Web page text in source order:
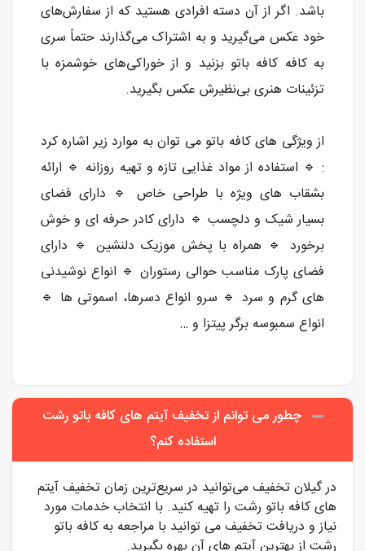
باشد. اگر از آن دسته افرادی هستید که از سفارش‌های
خود عکس می‌گیرید و به اشتراک می‌گذارند حتماً سری
به کافه کافه باتو بزنید و از خوراکی‌های خوشمزه با
تزئینات هنری بی‌نظیرش عکس بگیرید.
از ویژگی های کافه باتو می توان به موارد زیر اشاره کرد
: 🔹 استفاده از مواد غذایی تازه و تهیه روزانه 🔹 ارائه
بشقاب های ویژه با طراحی خاص 🔹 دارای فضای
بسیار شیک و دلچسب 🔹 دارای کادر حرفه ای و خوش
برخورد 🔹 همراه با پخش موزیک دلنشین 🔹 دارای
فضای پارک مناسب حوالی رستوران 🔹 انواع نوشیدنی
های گرم و سرد 🔹 سرو انواع دسرها، اسموتی ها 🔹
انواع سمبوسه برگر پیتزا و …
چطور می توانم از تخفیف آیتم های کافه باتو رشت
استفاده کنم؟
در گیلان تخفیف می‌توانید در سریع‌ترین زمان تخفیف آیتم
های کافه باتو رشت را تهیه کنید. با انتخاب خدمات مورد
نیاز و دریافت تخفیف می توانید با مراجعه به کافه باتو